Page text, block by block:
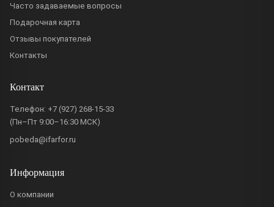
Часто задаваемые вопросы
Подарочная карта
Отзывы покупателей
Контакты
Контакт
Телефон: +7 (927) 268-15-33
(Пн–Пт 9:00–16:30 МСК)
pobeda@ifarfor.ru
Информация
О компании